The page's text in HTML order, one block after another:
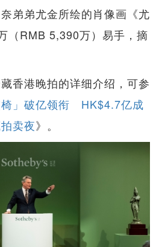
弟弟尤金所绘的肖像画《尤
（RMB 5,390万）易手，摘
香港晚拍的详细介绍，可参
椅」破亿领衔 HK$4.7亿成
卖夜》。